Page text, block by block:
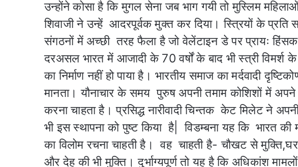
उन्होंने कोसा है कि मुगल सेना जब भाग गयी तो मुस्लिम
शिवाजी ने उन्हें आदरपूर्वक मुक्त कर दिया। स्त्रियों के प्रति
संगठनों में अच्छी तरह फैला है जो वेलेंटाइन डे पर प्रायः
दरअसल भारत में आजादी के 70 वर्षों के बाद भी स्त्री विमर्श
का निर्माण नहीं हो पाया है। भारतीय समाज का मर्दवादी
मानता। यौनाचार के समय पुरुष अपनी तमाम कोशिशों में
करना चाहता है। प्रसिद्ध नारीवादी चिन्तक केट मिलेट ने
भी इस स्थापना को पुष्ट किया है| विडम्बना यह कि भारत की
का विलोम रचना चाहती है। वह चाहती है- चौखट से मुक्ति,घर
और देह की भी मुक्ति। दुर्भाग्यपूर्ण तो यह है कि अधिकांश